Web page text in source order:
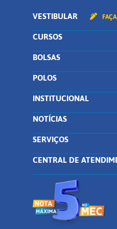
VESTIBULAR
CURSOS
BOLSAS
POLOS
INSTITUCIONAL
NOTÍCIAS
SERVIÇOS
CENTRAL DE